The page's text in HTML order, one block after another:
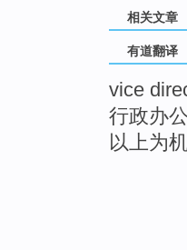
相关文章
有道翻译
vice
行政办
以上为